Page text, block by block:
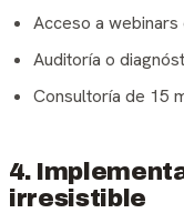
Acceso a
Auditoría o
Consultoría de 15
4.
irresistible